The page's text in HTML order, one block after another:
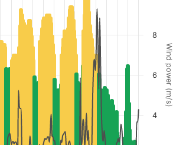
Wind power (m/s)
4
6
8